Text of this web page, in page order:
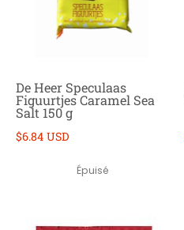
De Heer Speculaas
Figuurtjes Caramel Sea
Salt 150 g
$6.84 USD
Épuisé